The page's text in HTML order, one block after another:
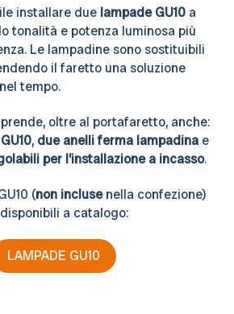
installare due lampade GU10 a
tonalità e potenza luminosa più
Le lampadine sono sostituibili
il faretto una soluzione
tempo.
oltre al portafaretto, anche:
, dueanelli ferma lampadina e
per l’installazione a incasso.
(non inclusenella confezione)
a catalogo:
LAMPADE GU10